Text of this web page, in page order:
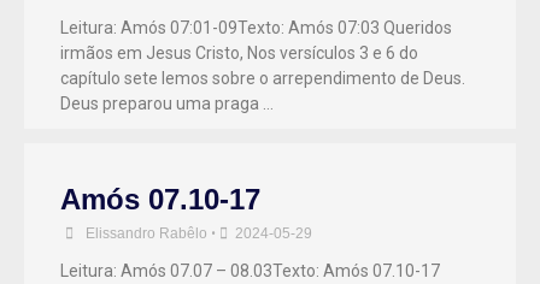
Leitura: Amós 07:01-09Texto: Amós 07:03 Queridos
irmãos em Jesus Cristo, Nos versículos 3 e 6 do
capítulo sete lemos sobre o arrependimento de Deus.
Deus preparou uma praga …
Amós 07.10-17
Elissandro Rabêlo • 2024-05-29
Leitura: Amós 07.07 – 08.03Texto: Amós 07.10-17